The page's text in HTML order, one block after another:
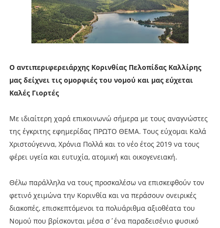
Ο αντιπεριφερειάρχης Κορινθίας Πελοπίδας Καλλίρης
μας δείχνει τις ομορφιές του νομού και μας εύχεται
Καλές Γιορτές
Με ιδιαίτερη χαρά επικοινωνώ σήμερα με τους αναγνώστες
της έγκριτης εφημερίδας ΠΡΩΤΟ ΘΕΜΑ. Τους εύχομαι Καλά
Χριστούγεννα, Χρόνια Πολλά και το νέο έτος 2019 να τους
φέρει υγεία και ευτυχία, ατομική και οικογενειακή.
Θέλω παράλληλα να τους προσκαλέσω να επισκεφθούν τον
φετινό χειμώνα την Κορινθία και να περάσουν ονειρικές
διακοπές, επισκεπτόμενοι τα πολυάριθμα αξιοθέατα του
Νομού που βρίσκονται μέσα σ΄ένα παραδεισένιο φυσικό